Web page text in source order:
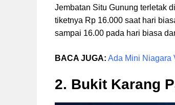
Jembatan Situ Gunung terletak
tiketnya Rp 16.000 saat hari
sampai 16.00 pada hari biasa
BACA JUGA: Ada Mini Niagara
2. Bukit Karang